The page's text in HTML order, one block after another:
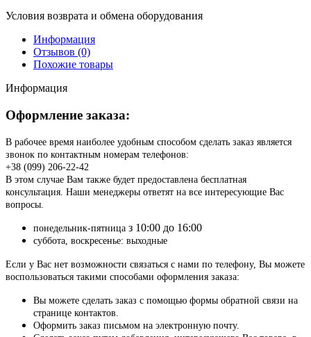
Условия возврата и обмена оборудования
Информация
Отзывов (0)
Похожие товары
Информация
Оформление заказа:
В рабочее время наиболее удобным способом сделать заказ является
звонок по контактным номерам телефонов:
+38 (099) 206-22-42
В этом случае Вам также будет предоставлена бесплатная
консультация. Наши менеджеры ответят на все интересующие Вас
вопросы.
понедельник-пятница з 10:00 до 16:00
суббота, воскресенье: выходные
Если у Вас нет возможности связаться с нами по телефону, Вы можете
воспользоваться такими способами оформления заказа:
Вы можете сделать заказ с помощью формы обратной связи на
странице контактов.
Оформить заказ письмом на электронную почту.